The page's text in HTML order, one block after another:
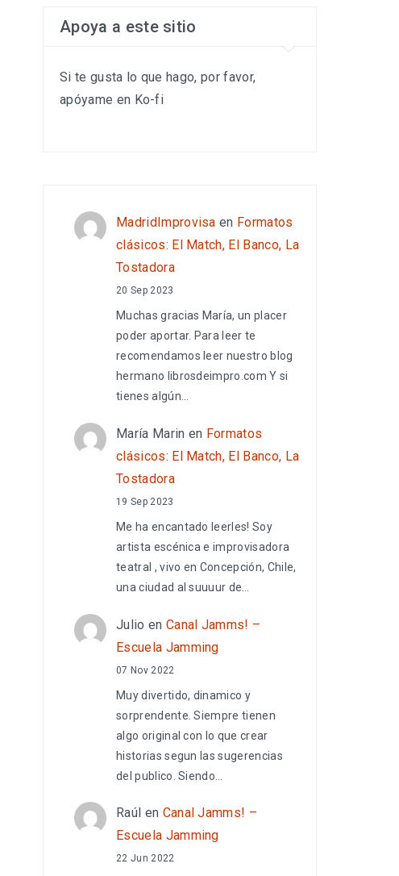
Apoya a este sitio
Si te gusta lo que hago, por favor,
apóyame en Ko-fi
MadridImprovisa en Formatos
clásicos: El Match, El Banco, La
Tostadora
20 Sep 2023
Muchas gracias María, un placer
poder aportar. Para leer te
recomendamos leer nuestro blog
hermano librosdeimpro.com Y si
tienes algún…
María Marin en Formatos
clásicos: El Match, El Banco, La
Tostadora
19 Sep 2023
Me ha encantado leerles! Soy
artista escénica e improvisadora
teatral , vivo en Concepción, Chile,
una ciudad al suuuur de…
Julio en Canal Jamms! –
Escuela Jamming
07 Nov 2022
Muy divertido, dinamico y
sorprendente. Siempre tienen
algo original con lo que crear
historias segun las sugerencias
del publico. Siendo…
Raúl en Canal Jamms! –
Escuela Jamming
22 Jun 2022